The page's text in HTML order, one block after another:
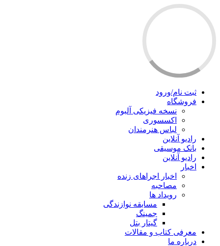
ثبت نام/ورود
فروشگاه
نسخه فیزیکی آلبوم
اکسسوری
لباس هنرمندان
رادیو آنلاین
بانک موسیقی
رادیو آنلاین
اخبار
اخبار اجراهای زنده
مصاحبه
رویداد ها
مسابقه نوازندگی
جمینگ
گیتار بتل
معرفی کتاب و مقالات
درباره ما